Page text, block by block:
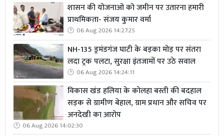
शासन की योजनाओ को जमीन पर उतारना हमारी
प्राथमिकता- संजय कुमार वर्मा
06 Aug 2026 14:27:25
NH-135 ड्रमंडगंज घाटी के बड़का मोड़ पर संतरा
लदा ट्रक पलटा, सुरक्षा इंतजामों पर उठे सवाल
06 Aug 2026 14:24:11
विकास खंड हलिया के कोलहा बस्ती की बदहाल
सड़क से ग्रामीण बेहाल, ग्राम प्रधान और सचिव पर
अनदेखी का आरोप
06 Aug 2026 14:02:30